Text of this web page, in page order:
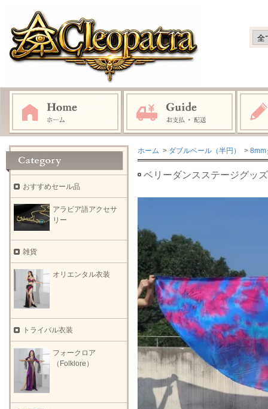
ホーム > ダブルベール（半円） > 8mm
ベリーダンスステージグッ
おすすめセール品
アラビア語アクセサ
リー
雑貨
オリエンタル衣装
トライバル衣装
フォークロア
（Folklore）